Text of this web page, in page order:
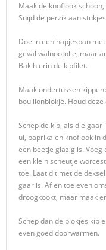
Maak de knoflook
Snijd de perzik aan
Doe in een hapjespan
geval walnootolie, maar
Bak hierin de kipfilet.
Maak ondertussen
bouillonblokje. Houd
Schep de kip, als die
ui, paprika en knoflook in
een beetje glazig is. Voeg
een klein scheutje
toe. Laat dit met de
gaar is. Af en toe even
droogkookt, maar maak
Schep dan de blokjes kip
even goed doorwarmen.